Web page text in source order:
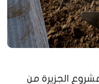
الجزيرة من